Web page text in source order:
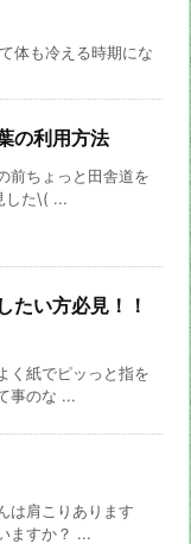
体も冷える時期にな
の利用方法
前ちょっと田舎道を
した\( ...
たい方必見！！
く紙でピッっと指を
事のな ...
は肩こりあります
ますか？ ...